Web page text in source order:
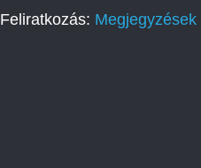
Feliratkozás: